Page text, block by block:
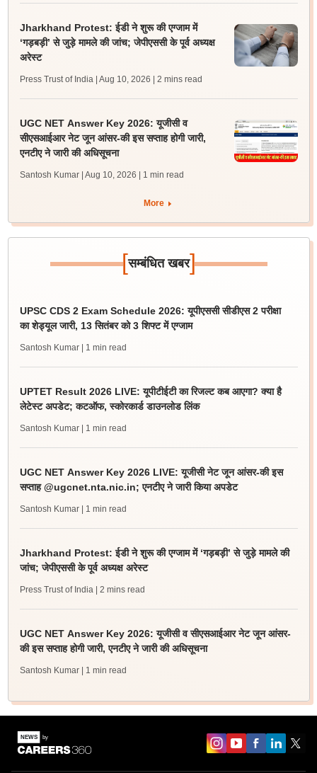
Jharkhand Protest: ईडी ने शुरू की एग्जाम में
‘गड़बड़ी’ से जुड़े मामले की जांच; जेपीएससी के पूर्व अध्यक्ष
अरेस्ट
Press Trust of India | Aug 10, 2026 | 2 mins read
UGC NET Answer Key 2026: यूजीसी व
सीएसआईआर नेट जून आंसर-की इस सप्ताह होगी जारी,
एनटीए ने जारी की अधिसूचना
Santosh Kumar | Aug 10, 2026 | 1 min read
More
[सम्बंधित खबर]
UPSC CDS 2 Exam Schedule 2026: यूपीएससी सीडीएस 2 परीक्षा
का शेड्यूल जारी, 13 सितंबर को 3 शिफ्ट में एग्जाम
Santosh Kumar | 1 min read
UPTET Result 2026 LIVE: यूपीटीईटी का रिजल्ट कब आएगा? क्या है
लेटेस्ट अपडेट; कटऑफ, स्कोरकार्ड डाउनलोड लिंक
Santosh Kumar | 1 min read
UGC NET Answer Key 2026 LIVE: यूजीसी नेट जून आंसर-की इस
सप्ताह @ugcnet.nta.nic.in; एनटीए ने जारी किया अपडेट
Santosh Kumar | 1 min read
Jharkhand Protest: ईडी ने शुरू की एग्जाम में ‘गड़बड़ी’ से जुड़े मामले की
जांच; जेपीएससी के पूर्व अध्यक्ष अरेस्ट
Press Trust of India | 2 mins read
UGC NET Answer Key 2026: यूजीसी व सीएसआईआर नेट जून आंसर-
की इस सप्ताह होगी जारी, एनटीए ने जारी की अधिसूचना
Santosh Kumar | 1 min read